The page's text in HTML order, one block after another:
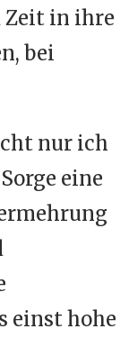
Zeit in ihre
bei
nur ich
eine
einst hohe